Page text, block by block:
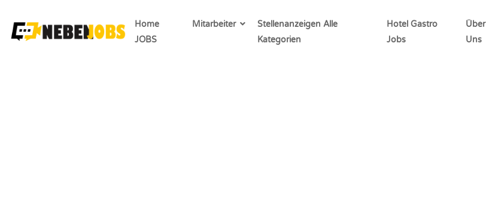
Home
JOBS
Mitarbeiter
Stellenanzeigen Alle
Kategorien
Hotel Gastro
Jobs
Über
Uns